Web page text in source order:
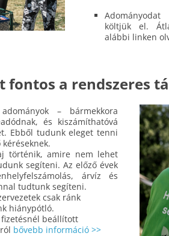
költjük el.
alábbi linken
fontos a rendszeres
– bármekkora
és kiszámíthatóvá
Ebből tudunk eleget tenni
történik, amire nem lehet
segíteni. Az előző évek
árvíz és
tudtunk segíteni.
csak ránk
hiánypótló.
beállított
bővebb információ >>